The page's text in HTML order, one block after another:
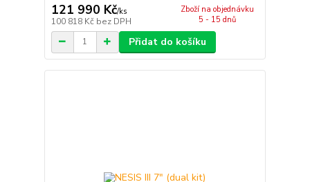
121 990 Kč/ks
100 818 Kč bez DPH
Zboží na objednávku
5 - 15 dnů
Přidat do košíku